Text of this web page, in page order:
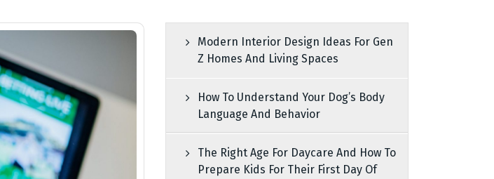
Modern Interior Design Ideas For Gen
Z Homes And Living Spaces
How To Understand Your Dog’s Body
Language And Behavior
The Right Age For Daycare And How To
Prepare Kids For Their First Day Of